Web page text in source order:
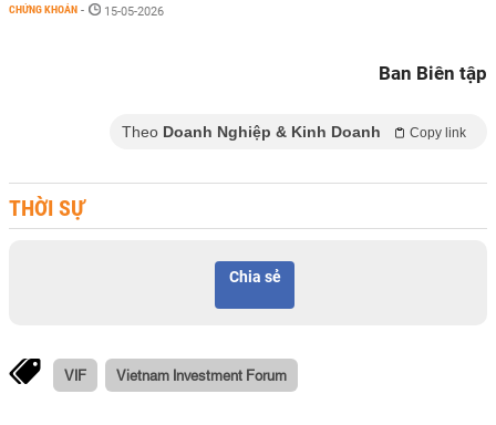
CHỨNG KHOÁN - 15-05-2026
Ban Biên tập
Theo Doanh Nghiệp & Kinh Doanh Copy link
THỜI SỰ
Chia sẻ
VIF Vietnam Investment Forum